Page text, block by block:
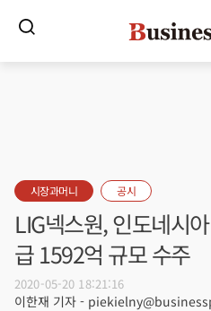
시장과머니 공시
LIG넥스원, 인도네시
급 1592억 규모 수주
2020-05-20 18:21:16
이한재 기자 -